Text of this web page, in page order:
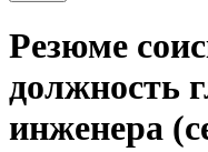
Резюме
должность
инженера